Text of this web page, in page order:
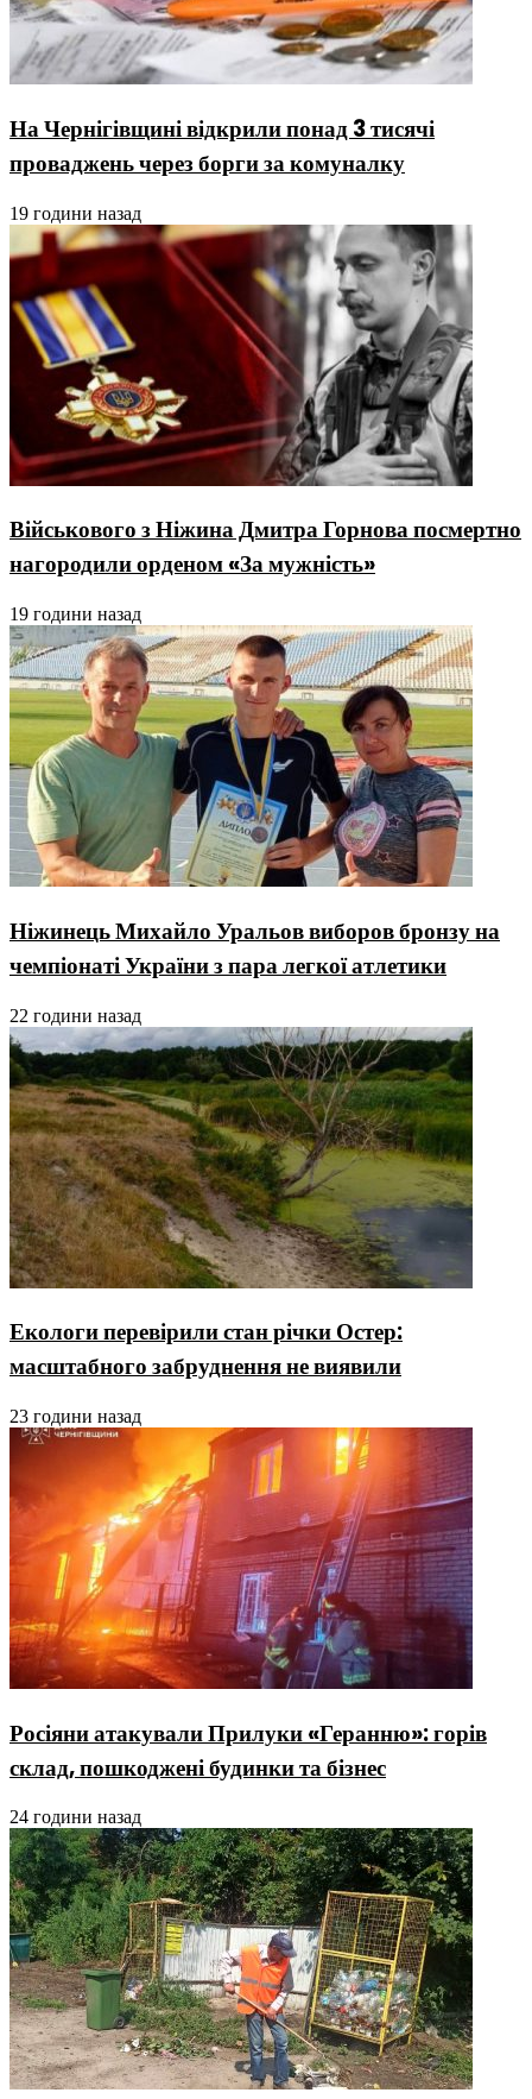
На Чернігівщині відкрили понад 3 тисячі
проваджень через борги за комуналку
19 години назад
Військового з Ніжина Дмитра Горнова посмертно
нагородили орденом «За мужність»
19 години назад
Ніжинець Михайло Уральов виборов бронзу на
чемпіонаті України з пара легкої атлетики
22 години назад
Екологи перевірили стан річки Остер:
масштабного забруднення не виявили
23 години назад
Росіяни атакували Прилуки «Геранню»: горів
склад, пошкоджені будинки та бізнес
24 години назад